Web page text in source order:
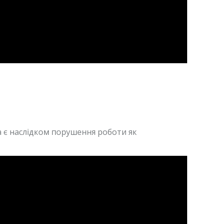
є наслідком порушення роботи як